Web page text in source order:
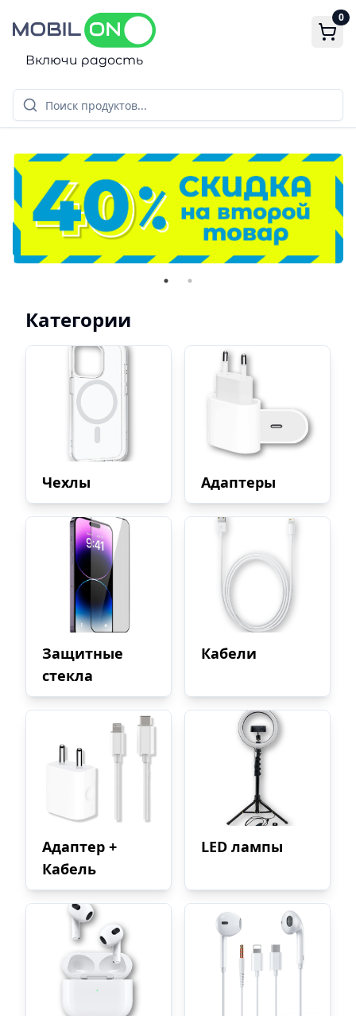
Включи радость
0
Категории
Чехлы Адаптеры
Защитные
стекла
Кабели
Адаптер +
Кабель
LED лампы